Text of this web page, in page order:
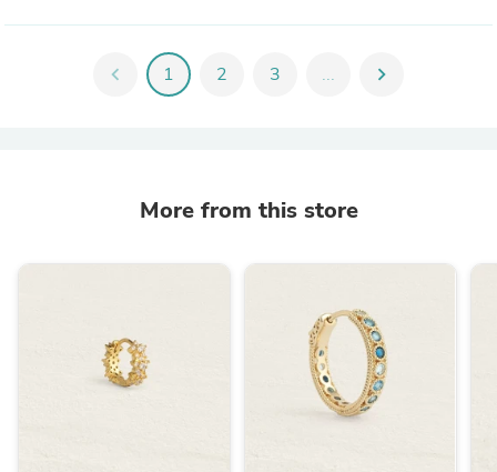
chevron_left 1 2 3 ... chevron_right
More from this store